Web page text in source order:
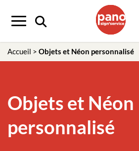
Menu
Accueil > Objets et Néon personnalisé
Objets et Néon
personnalisé
Panneau de gestion des cookies